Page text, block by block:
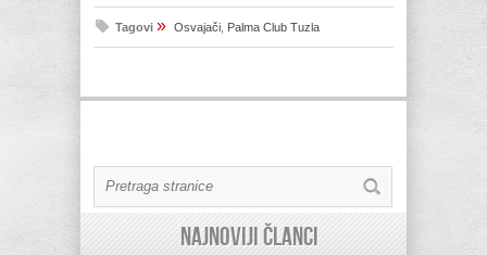
Tagovi » Osvajači, Palma Club Tuzla
Najnoviji članci